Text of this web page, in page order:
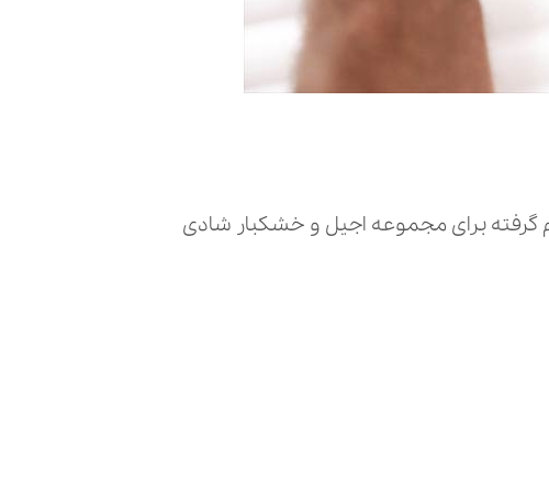
گرفته برای مجموعه اجیل و خشکبار شادی